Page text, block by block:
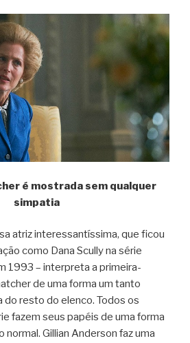
é mostrada sem qualquer
simpatia
atriz interessantíssima, que ficou
como Dana Scully na série
1993 – interpreta a primeira-
de uma forma um tanto
do resto do elenco. Todos os
fazem seus papéis de uma forma
normal. Gillian Anderson faz uma